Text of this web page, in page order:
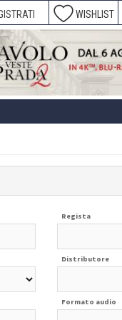
WISHLIST
Regista
Distributore
Formato audio